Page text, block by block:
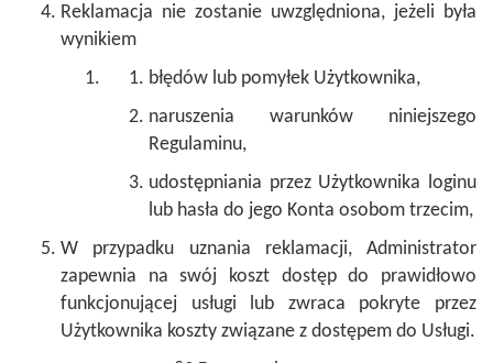
Reklamacja nie zostanie uwzględniona, jeżeli była
wynikiem
błędów lub pomyłek Użytkownika,
naruszenia warunków niniejszego
Regulaminu,
udostępniania przez Użytkownika loginu
lub hasła do jego Konta osobom trzecim,
W przypadku uznania reklamacji, Administrator
zapewnia na swój koszt dostęp do prawidłowo
funkcjonującej usługi lub zwraca pokryte przez
Użytkownika koszty związane z dostępem do Usługi.